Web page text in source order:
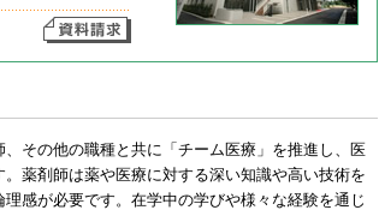
その他の職種と共に「チーム医療」を推進し、医
薬剤師は薬や医療に対する深い知識や高い技術を
感が必要です。在学中の学びや様々な経験を通じ